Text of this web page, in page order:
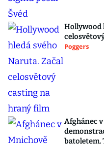
Hollywood
Poggers
Afghánec
batoletem.